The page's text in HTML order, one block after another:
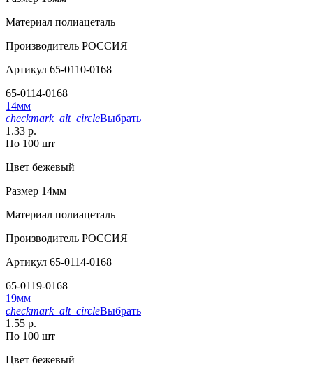
Материал полиацеталь
Производитель РОССИЯ
Артикул 65-0110-0168
65-0114-0168
14мм
checkmark_alt_circleВыбрать
1.33 р.
По 100 шт
Цвет бежевый
Размер 14мм
Материал полиацеталь
Производитель РОССИЯ
Артикул 65-0114-0168
65-0119-0168
19мм
checkmark_alt_circleВыбрать
1.55 р.
По 100 шт
Цвет бежевый